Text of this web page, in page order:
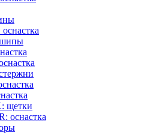
щетки
оснастка